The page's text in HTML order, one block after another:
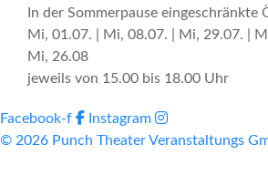
In der Sommerpause eingeschränkte
Mi, 01.07. | Mi, 08.07. | Mi, 29.07. |
Mi, 26.08
jeweils von 15.00 bis 18.00 Uhr
Facebook-f
Instagram
© 2026 Punch Theater Veranstaltungs